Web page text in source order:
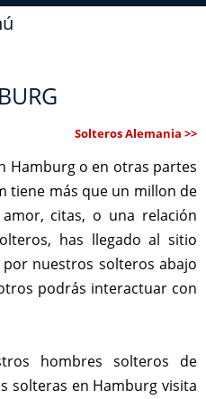
Solteros Alemania >>
Hamburg o en otras partes
tiene más que un millon de
citas, o una relación
has llegado al sitio
nuestros solteros abajo
podrás interactuar con
hombres solteros de
solteras en Hamburg visita